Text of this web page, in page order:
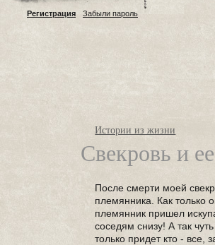
Регистрация Забыли пароль
Истории из жизни
Свекровь и
После смерти моей
племянника. Как только
племянник пришел
соседям снизу! А так
только придет кто - все,